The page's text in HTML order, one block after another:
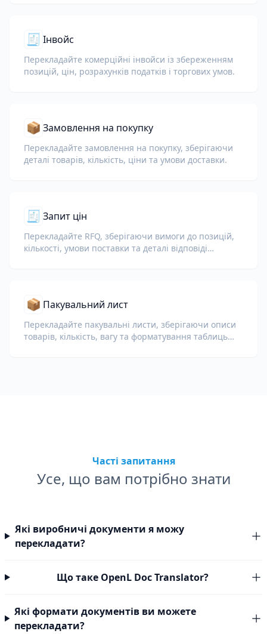
🧾 Інвойс
Перекладайте комерційні інвойси із збереженням
позицій, цін, розрахунків податків і торгових умов.
📦 Замовлення на покупку
Перекладайте замовлення на покупку, зберігаючи
деталі товарів, кількість, ціни та умови доставки.
🧾 Запит цін
Перекладайте RFQ, зберігаючи вимоги до позицій,
кількості, умови поставки та деталі відповіді
📦 Пакувальний лист
Перекладайте пакувальні листи, зберігаючи описи
товарів, кількість, вагу та форматування таблиць
Часті запитання
Усе, що вам потрібно знати
Які виробничі документи я можу
перекладати?
Що таке OpenL Doc Translator?
Які формати документів ви можете
перекладати?